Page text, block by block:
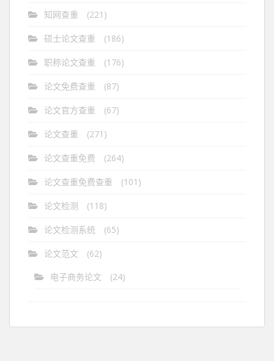
知网查重 (221)
硕士论文查重 (186)
职称论文查重 (176)
论文免费查重 (87)
论文官方查重 (67)
论文查重 (271)
论文查重免费 (264)
论文查重免费查重 (101)
论文检测 (118)
论文检测系统 (65)
论文范文
(62)
电子商务论文
(24)